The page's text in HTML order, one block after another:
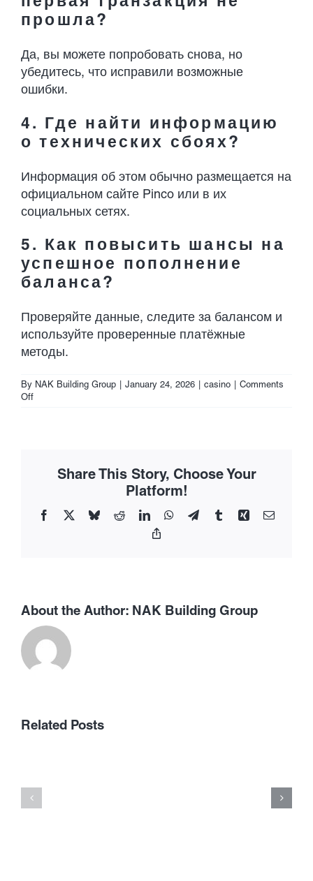
прошла?
Да, вы можете попробовать снова, но
убедитесь, что исправили возможные
ошибки.
4. Где найти информацию
о технических сбоях?
Информация об этом обычно размещается на
официальном сайте Pinco или в их
социальных сетях.
5. Как повысить шансы на
успешное пополнение
баланса?
Проверяйте данные, следите за балансом и
используйте проверенные платёжные
методы.
By NAK Building Group January 24, 2026 casino
Comments
Offon
проверить
статус
Share This Story, Choose Your
Platform!
Facebook BlueskyRedditLinkedInWhatsApp
TelegramTumblrXing Email
About the Author: NAK Building Group
Related Posts
Framtiden